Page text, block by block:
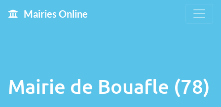
Mairies Online
Mairie de Bouafle (78)